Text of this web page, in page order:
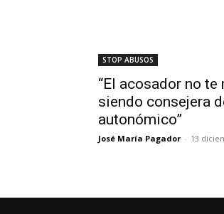
STOP ABUSOS
“El acosador no te
siendo consejera
autonómico”
José María Pagador - 13